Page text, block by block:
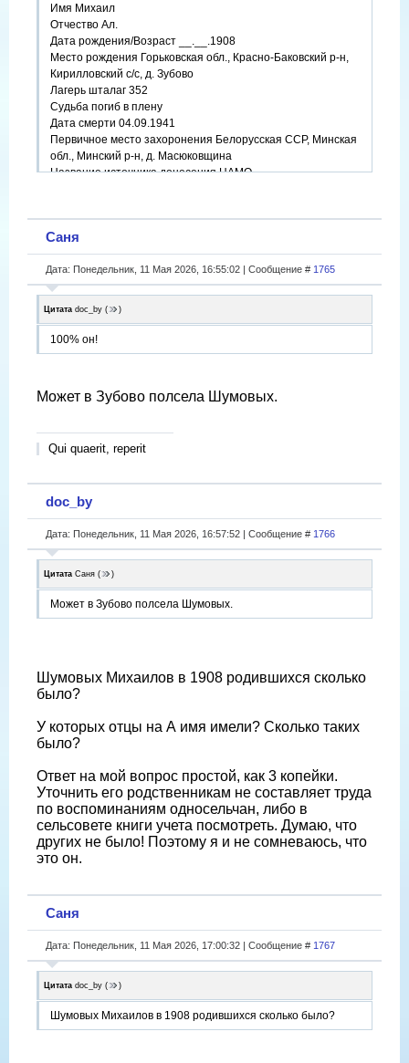
Имя Михаил
Отчество Ал.
Дата рождения/Возраст __.__.1908
Место рождения Горьковская обл., Красно-Баковский р-н,
Кирилловский с/с, д. Зубово
Лагерь шталаг 352
Судьба погиб в плену
Дата смерти 04.09.1941
Первичное место захоронения Белорусская ССР, Минская
обл., Минский р-н, д. Масюковщина
Название источника донесения ЦАМО
Номер дела источника информации 1473
https://obd-memorial.ru/html/info.htm?id=77991082
Саня
Дата: Понедельник, 11 Мая 2026, 16:55:02 | Сообщение # 1765
Цитата doc_by ( )
100% он!
Может в Зубово полсела Шумовых.
Qui quaerit, reperit
doc_by
Дата: Понедельник, 11 Мая 2026, 16:57:52 | Сообщение # 1766
Цитата Саня ( )
Может в Зубово полсела Шумовых.
Шумовых Михаилов в 1908 родившихся сколько
было?
У которых отцы на А имя имели? Сколько таких
было?
Ответ на мой вопрос простой, как 3 копейки.
Уточнить его родственникам не составляет труда
по воспоминаниям односельчан, либо в
сельсовете книги учета посмотреть. Думаю, что
других не было! Поэтому я и не сомневаюсь, что
это он.
Саня
Дата: Понедельник, 11 Мая 2026, 17:00:32 | Сообщение # 1767
Цитата doc_by ( )
Шумовых Михаилов в 1908 родившихся сколько было?